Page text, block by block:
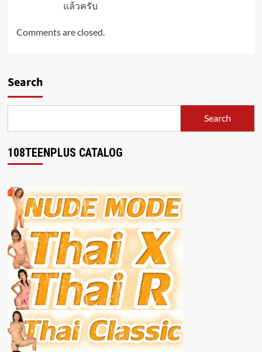
แล้วครับ
Comments are closed.
Search
Search
108TEENPLUS CATALOG